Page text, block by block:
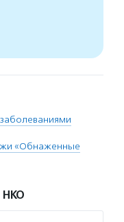
заболеваниями
«Обнаженные
НКО